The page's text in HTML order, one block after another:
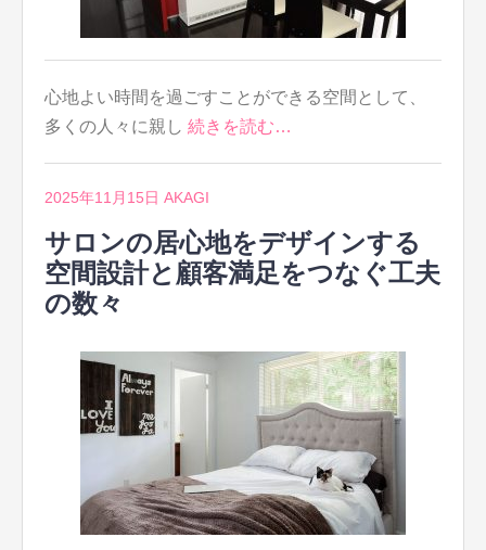
心地よい時間を過ごすことができる空間として、
多くの人々に親し 続きを読む…
2025年11月15日 AKAGI
サロンの居心地をデザインする
空間設計と顧客満足をつなぐ工夫
の数々